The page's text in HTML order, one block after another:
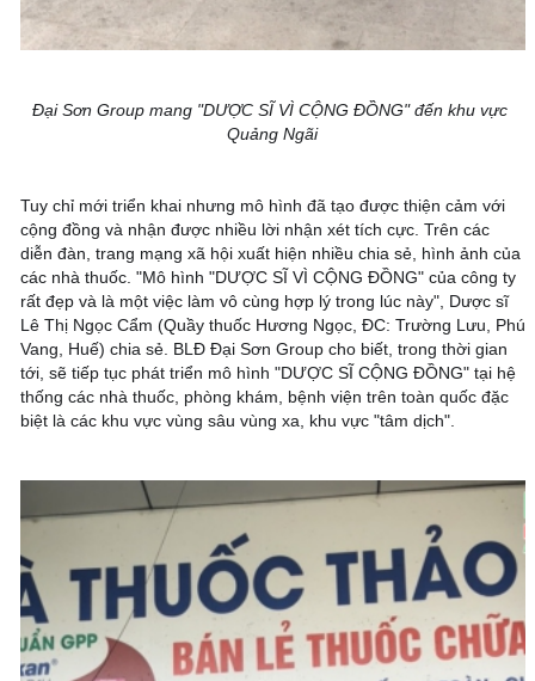
Đại Sơn Group mang "DƯỢC SĨ VÌ CỘNG ĐỒNG" đến khu vực
Quảng Ngãi
Tuy chỉ mới triển khai nhưng mô hình đã tạo được thiện cảm với
cộng đồng và nhận được nhiều lời nhận xét tích cực. Trên các
diễn đàn, trang mạng xã hội xuất hiện nhiều chia sẻ, hình ảnh của
các nhà thuốc. "Mô hình "DƯỢC SĨ VÌ CỘNG ĐỒNG" của công ty
rất đẹp và là một việc làm vô cùng hợp lý trong lúc này", Dược sĩ
Lê Thị Ngọc Cẩm (Quầy thuốc Hương Ngọc, ĐC: Trường Lưu, Phú
Vang, Huế) chia sẻ. BLĐ Đại Sơn Group cho biết, trong thời gian
tới, sẽ tiếp tục phát triển mô hình "DƯỢC SĨ CỘNG ĐỒNG" tại hệ
thống các nhà thuốc, phòng khám, bệnh viện trên toàn quốc đặc
biệt là các khu vực vùng sâu vùng xa, khu vực "tâm dịch".